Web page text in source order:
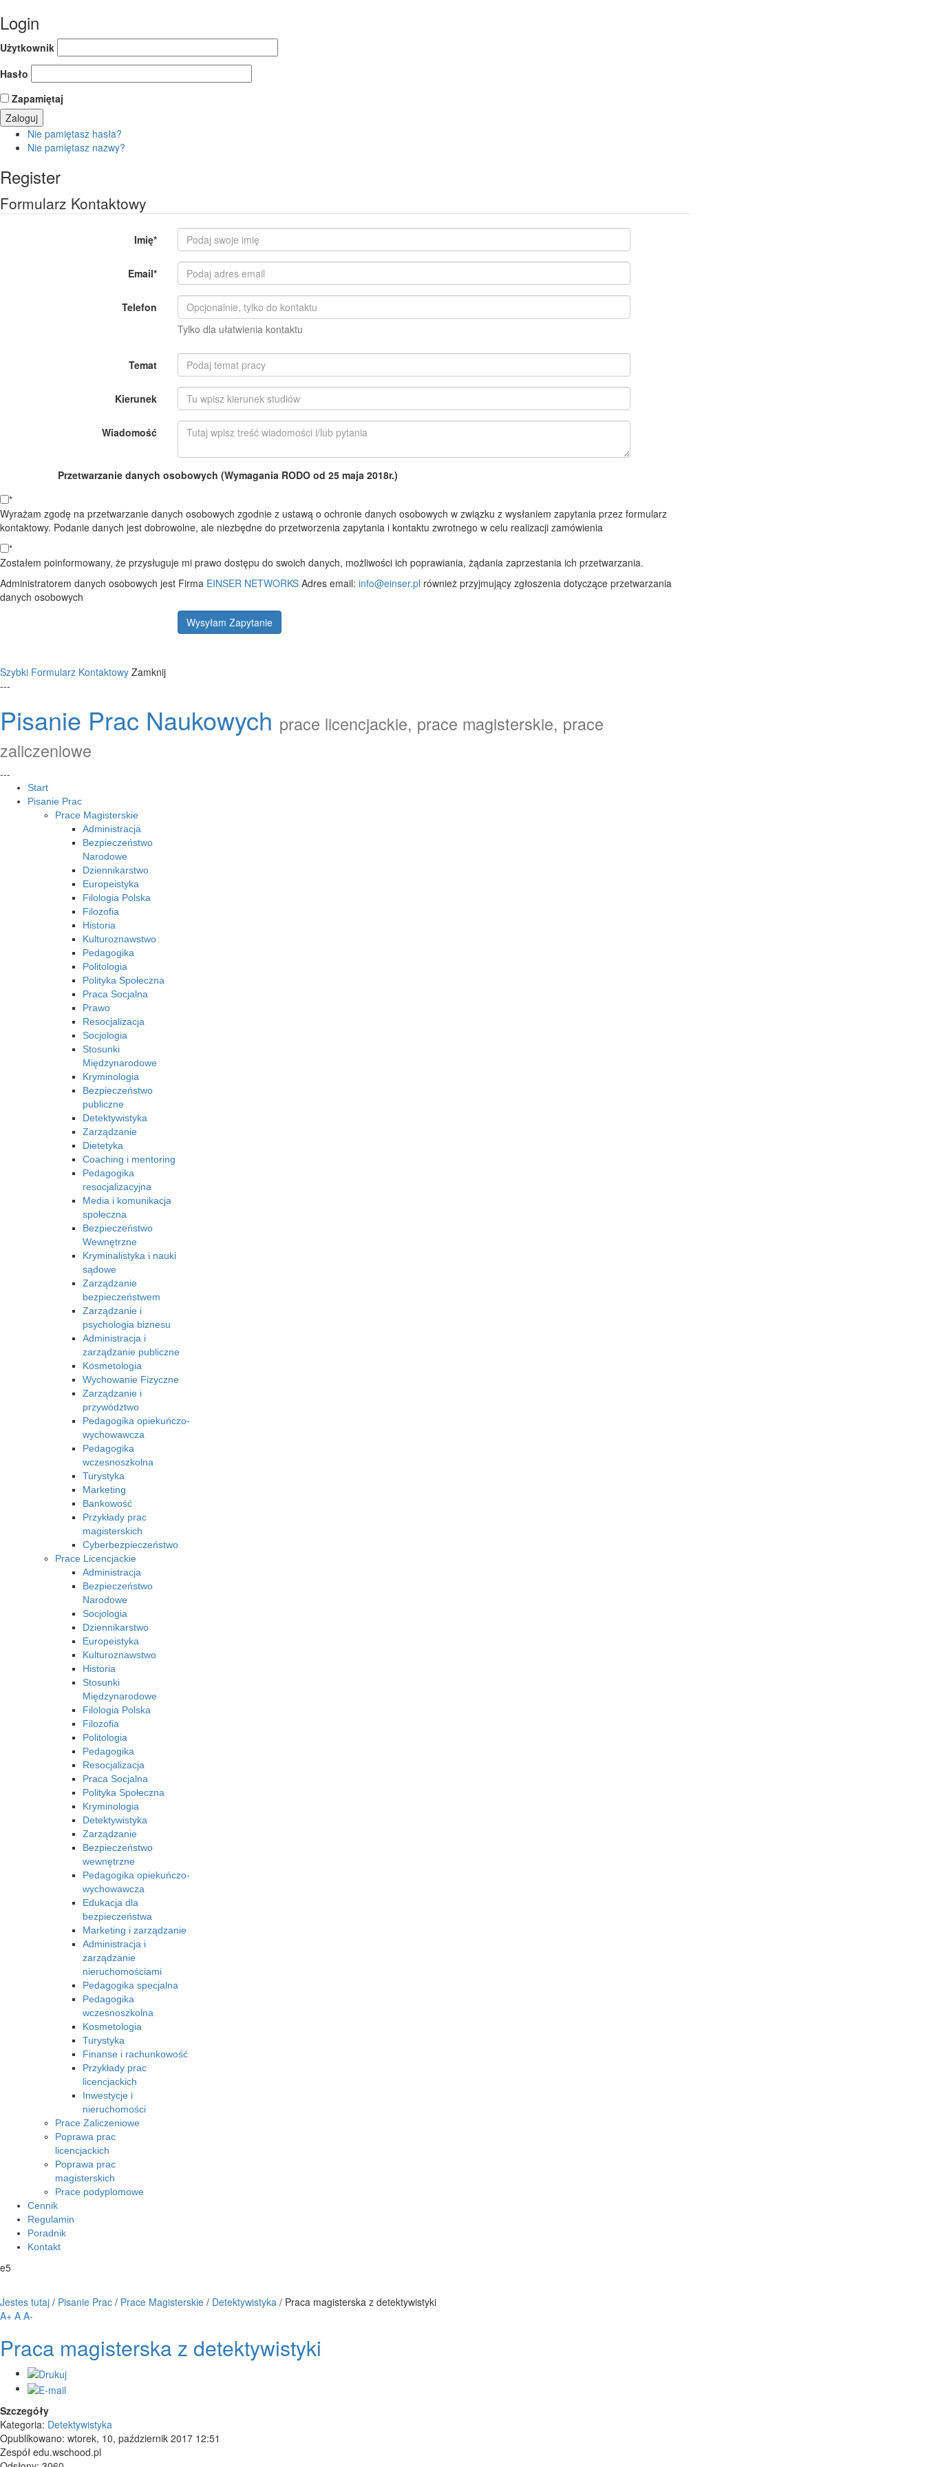
Login
Użytkownik
Hasło
Zapamiętaj
Nie pamiętasz hasła?
Nie pamiętasz nazwy?
Register
Formularz Kontaktowy
Imię*
Email*
Telefon
Tylko dla ułatwienia kontaktu
Temat
Kierunek
Wiadomość
Przetwarzanie danych osobowych (Wymagania RODO od 25 maja 2018r.)
*
Wyrażam zgodę na przetwarzanie danych osobowych zgodnie z ustawą o ochronie danych osobowych w związku z wysłaniem zapytania przez formularz
kontaktowy. Podanie danych jest dobrowolne, ale niezbędne do przetworzenia zapytania i kontaktu zwrotnego w celu realizacji zamówienia
*
Zostałem poinformowany, że przysługuje mi prawo dostępu do swoich danych, możliwości ich poprawiania, żądania zaprzestania ich przetwarzania.
Administratorem danych osobowych jest Firma EINSER NETWORKS Adres email: info@einser.pl również przyjmujący zgłoszenia dotyczące przetwarzania
danych osobowych
Wysyłam Zapytanie
Szybki Formularz Kontaktowy Zamknij
---
Pisanie Prac Naukowych prace licencjackie, prace magisterskie, prace
zaliczeniowe
---
Start
Pisanie Prac
Prace Magisterskie
Administracja
Bezpieczeństwo
Narodowe
Dziennikarstwo
Europeistyka
Filologia Polska
Filozofia
Historia
Kulturoznawstwo
Pedagogika
Politologia
Polityka Społeczna
Praca Socjalna
Prawo
Resocjalizacja
Socjologia
Stosunki
Międzynarodowe
Kryminologia
Bezpieczeństwo
publiczne
Detektywistyka
Zarządzanie
Dietetyka
Coaching i mentoring
Pedagogika
resocjalizacyjna
Media i komunikacja
społeczna
Bezpieczeństwo
Wewnętrzne
Kryminalistyka i nauki
sądowe
Zarządzanie
bezpieczeństwem
Zarządzanie i
psychologia biznesu
Administracja i
zarządzanie publiczne
Kosmetologia
Wychowanie Fizyczne
Zarządzanie i
przywództwo
Pedagogika opiekuńczo-
wychowawcza
Pedagogika
wczesnoszkolna
Turystyka
Marketing
Bankowość
Przykłady prac
magisterskich
Cyberbezpieczeństwo
Prace Licencjackie
Administracja
Bezpieczeństwo
Narodowe
Socjologia
Dziennikarstwo
Europeistyka
Kulturoznawstwo
Historia
Stosunki
Międzynarodowe
Filologia Polska
Filozofia
Politologia
Pedagogika
Resocjalizacja
Praca Socjalna
Polityka Społeczna
Kryminologia
Detektywistyka
Zarządzanie
Bezpieczeństwo
wewnętrzne
Pedagogika opiekuńczo-
wychowawcza
Edukacja dla
bezpieczeństwa
Marketing i zarządzanie
Administracja i
zarządzanie
nieruchomościami
Pedagogika specjalna
Pedagogika
wczesnoszkolna
Kosmetologia
Turystyka
Finanse i rachunkowość
Przykłady prac
licencjackich
Inwestycje i
nieruchomości
Prace Zaliczeniowe
Poprawa prac
licencjackich
Poprawa prac
magisterskich
Prace podyplomowe
Cennik
Regulamin
Poradnik
Kontakt
e5
Jestes tutaj / Pisanie Prac / Prace Magisterskie / Detektywistyka / Praca magisterska z detektywistyki
A+ A A-
Praca magisterska z detektywistyki
Szczegóły
Kategoria: Detektywistyka
Opublikowano: wtorek, 10, październik 2017 12:51
Zespół edu.wschood.pl